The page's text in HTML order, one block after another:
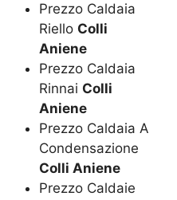
Prezzo Caldaia
Riello Colli
Aniene
Prezzo Caldaia
Rinnai Colli
Aniene
Prezzo Caldaia A
Condensazione
Colli Aniene
Prezzo Caldaie